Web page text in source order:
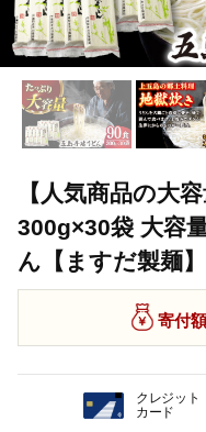
【人気商品の大
300g×30袋 大容
ん【ますだ製麺
寄付額
クレジット
カード